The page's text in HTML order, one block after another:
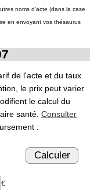
noms d'acte (dans la case
en envoyant vos thésaurus
de l'acte et du taux
le prix peut varier
le calcul du
santé. Consulter
:
Calculer
€